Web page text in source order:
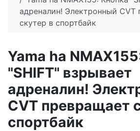
адреналин! Электронный CVT
скутер в спортбайк
Yama ha
"SHIFT" взрывает
адреналин!
CVT превращает
спортбайк